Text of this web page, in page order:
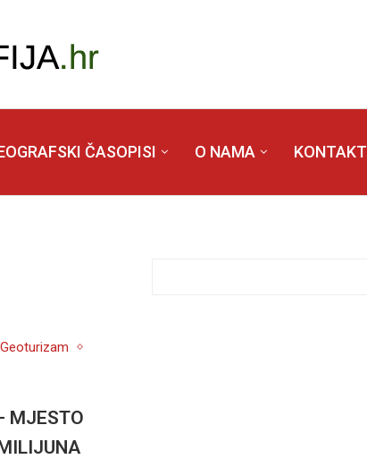
ČASOPISI O NAMA KONTAKT
Geoturizam
MJESTO